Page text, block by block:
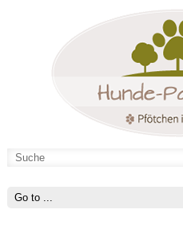
Hunde-Parkhotel